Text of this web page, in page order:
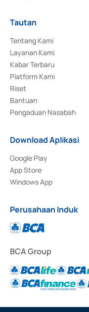
Tautan
Tentang Kami
Layanan Kami
Kabar Terbaru
Platform Kami
Riset
Bantuan
Pengaduan Nasabah
Download Aplikasi
Google Play
App Store
Windows App
Perusahaan Induk
BCA Group